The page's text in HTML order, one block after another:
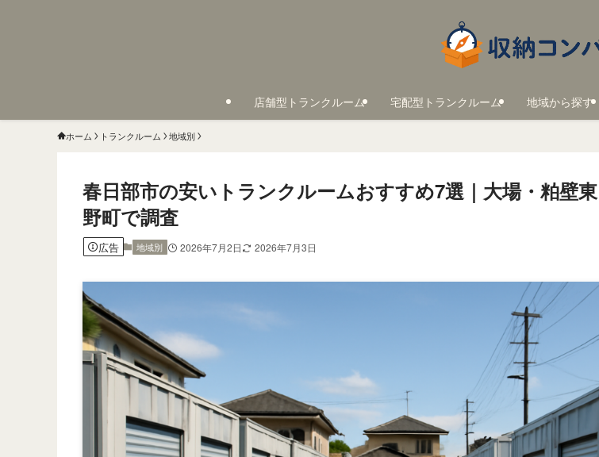
店舗型トランクルーム 宅配型トランクルーム 地域から探す
ホーム トランクルーム 地域別
春日部市の安いトランクルームおすすめ7選｜大場・粕壁
野町で調査
広告 地域別 2026年7月2日 2026年7月3日